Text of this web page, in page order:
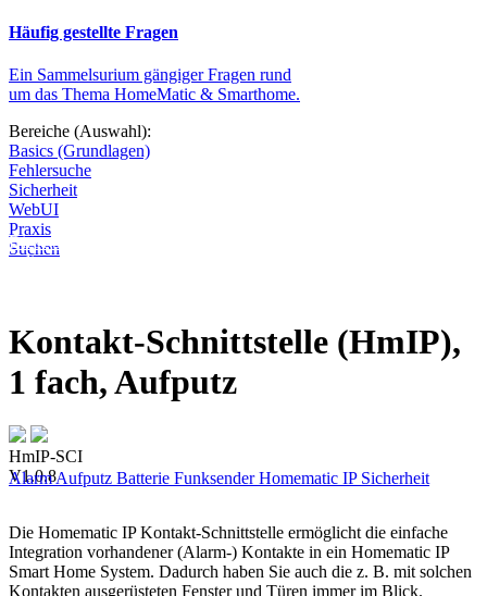
Häufig gestellte Fragen
Ein Sammelsurium gängiger Fragen rund
um das Thema HomeMatic & Smarthome.
Bereiche (Auswahl):
Basics (Grundlagen)
Fehlersuche
Sicherheit
WebUI
Praxis
Suchen
Diese Seite wird nicht weitergeführt, bleibt aber als digitales Archiv
online. Vielen Dank für deinen Besuch!
Kontakt-Schnittstelle (HmIP),
1 fach, Aufputz
HmIP-SCI
V1.0.8
AlarmAufputz Batterie FunksenderHomematic IP Sicherheit
Die Homematic IP Kontakt-Schnittstelle ermöglicht die einfache
Integration vorhandener (Alarm-) Kontakte in ein Homematic IP
Smart Home System. Dadurch haben Sie auch die z. B. mit solchen
Kontakten ausgerüsteten Fenster und Türen immer im Blick.